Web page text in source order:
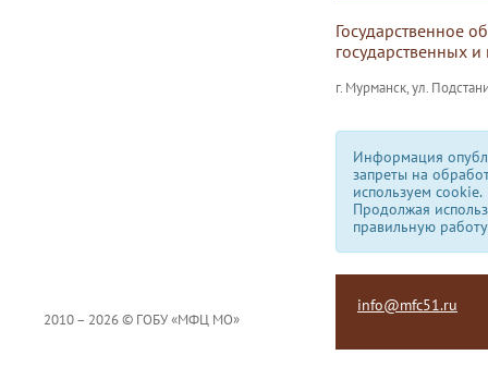
Государственное
государственных
г. Мурманск, ул.
Информация
запреты на
используем сookie.
Продолжая
правильную
2010 – 2026 © ГОБУ «МФЦ МО»
info@mfc51.ru